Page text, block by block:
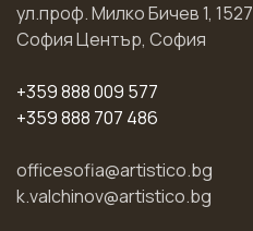
ул.проф. Милко Бичев 1, 1527
София Център, София
+359 888 009 577
+359 888 707 486
officesofia@artistico.bg
k.valchinov@artistico.bg